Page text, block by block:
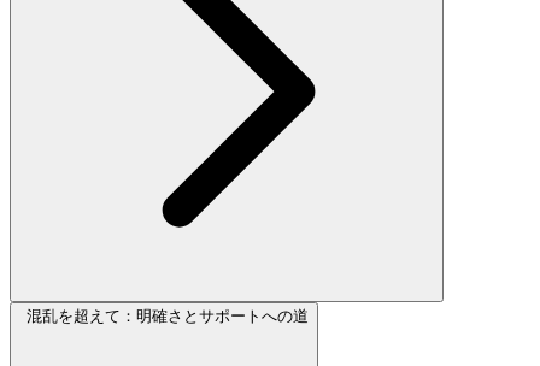
混乱を超えて：明確さとサポートへの道